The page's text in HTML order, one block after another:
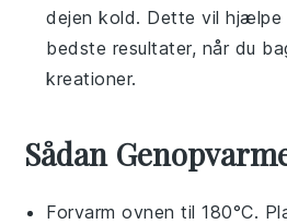
dejen kold. Dette vil hjælpe
bedste resultater, når du
kreationer.
Sådan
Forvarm ovnen til 180°C.